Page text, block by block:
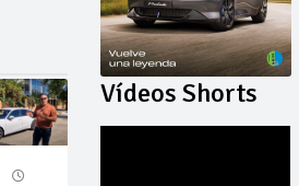
Vídeos Shorts